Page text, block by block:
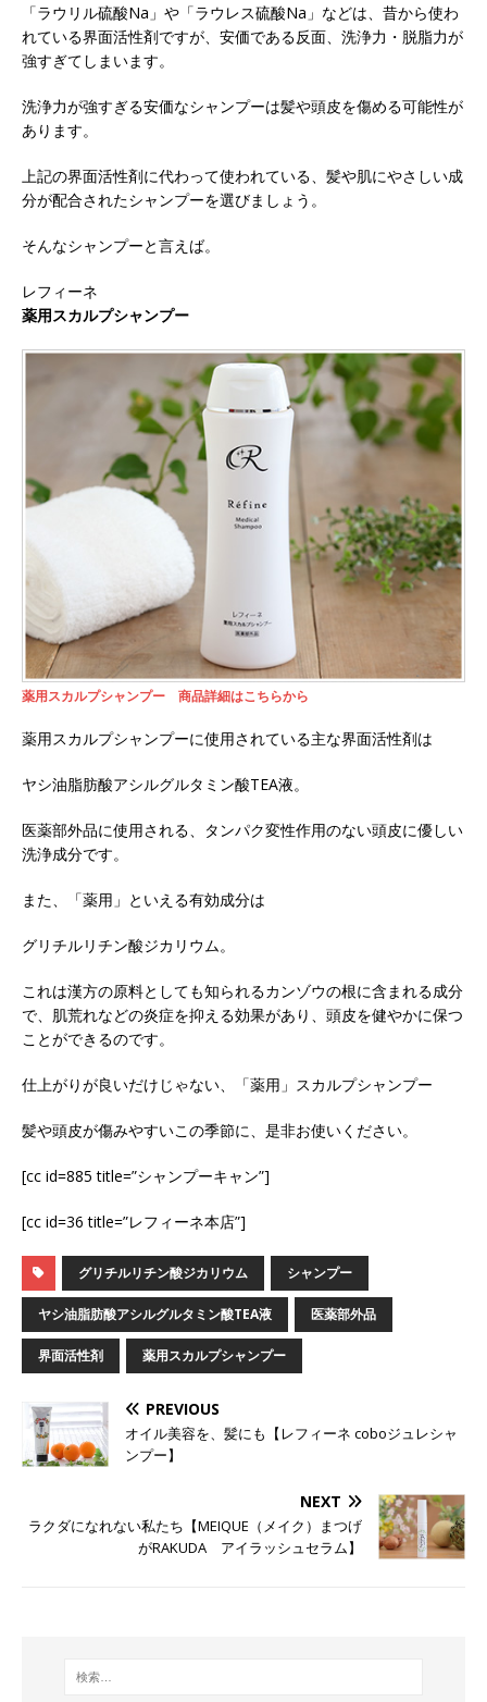
「ラウリル硫酸Na」や「ラウレス硫酸Na」などは、昔から使わ
れている界面活性剤ですが、安価である反面、洗浄力・脱脂力が
強すぎてしまいます。
洗浄力が強すぎる安価なシャンプーは髪や頭皮を傷める可能性が
あります。
上記の界面活性剤に代わって使われている、髪や肌にやさしい成
分が配合されたシャンプーを選びましょう。
そんなシャンプーと言えば。
レフィーネ
薬用スカルプシャンプー
薬用スカルプシャンプー 商品詳細はこちらから
薬用スカルプシャンプーに使用されている主な界面活性剤は
ヤシ油脂肪酸アシルグルタミン酸TEA液。
医薬部外品に使用される、タンパク変性作用のない頭皮に優しい
洗浄成分です。
また、「薬用」といえる有効成分は
グリチルリチン酸ジカリウム。
これは漢方の原料としても知られるカンゾウの根に含まれる成分
で、肌荒れなどの炎症を抑える効果があり、頭皮を健やかに保つ
ことができるのです。
仕上がりが良いだけじゃない、「薬用」スカルプシャンプー
髪や頭皮が傷みやすいこの季節に、是非お使いください。
[cc id=885 title=”シャンプーキャン”]
[cc id=36 title=”レフィーネ本店”]
グリチルリチン酸ジカリウム シャンプー
ヤシ油脂肪酸アシルグルタミン酸TEA液 医薬部外品
界面活性剤 薬用スカルプシャンプー
PREVIOUS
オイル美容を、髪にも【レフィーネ coboジュレシャ
ンプー】
NEXT
ラクダになれない私たち【MEIQUE（メイク）まつげ
がRAKUDA アイラッシュセラム】